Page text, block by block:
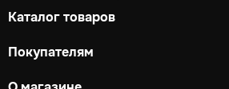
Каталог товаров
Покупателям